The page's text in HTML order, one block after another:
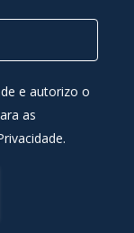
e autorizo o
as